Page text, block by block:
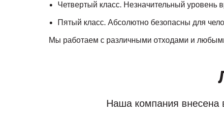
Четвертый класс. Незначительный уровень
Пятый класс. Абсолютно безопасны для
Мы работаем с различными отходами и любыми
Наша компания внесена